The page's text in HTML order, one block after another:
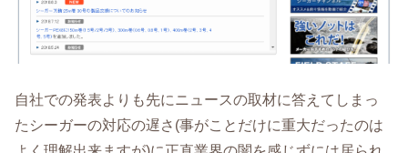
自社での発表よりも先にニュースの取材に答えてしまっ
たシーガーの対応の遅さ(事がことだけに重大だったのは